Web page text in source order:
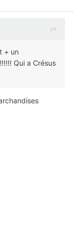
+ un
Qui a Crésus